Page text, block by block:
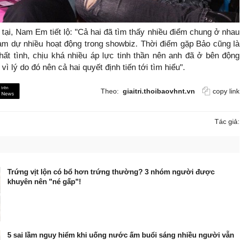
Nam Em tiết lộ: "Cả hai đã tìm thấy nhiều điểm chung ở nhau
dự nhiều hoạt động trong showbiz. Thời điểm gặp Bảo cũng là
tình, chịu khá nhiều áp lực tinh thần nên anh đã ở bên động
lý do đó nên cả hai quyết định tiến tới tìm hiểu".
Theo: giaitri.thoibaovhnt.vn copy link
Tác giả:
Trứng vịt lộn có bổ hơn trứng thường? 3 nhóm người được
khuyên nên "né gấp"!
5 sai lầm nguy hiểm khi uống nước ấm buổi sáng nhiều người vẫn